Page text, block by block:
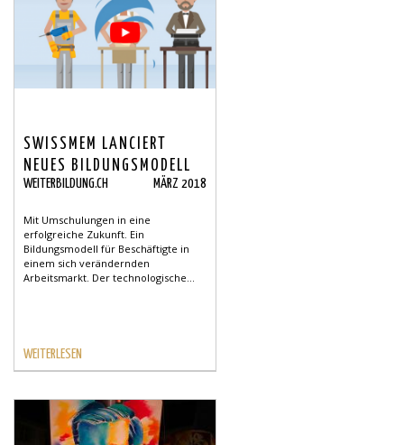
SWISSMEM LANCIERT
NEUES BILDUNGSMODELL
WEITERBILDUNG.CH MÄRZ 2018
Mit Umschulungen in eine
erfolgreiche Zukunft. Ein
Bildungsmodell für Beschäftigte in
einem sich verändernden
Arbeitsmarkt. Der technologische...
WEITERLESEN